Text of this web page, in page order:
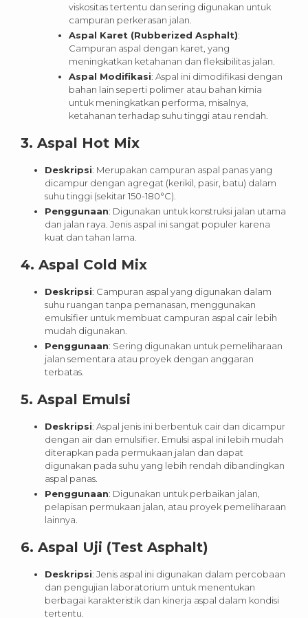
viskositas tertentu dan sering digunakan untuk
campuran perkerasan jalan.
Aspal Karet (Rubberized Asphalt):
Campuran aspal dengan karet, yang
meningkatkan ketahanan dan fleksibilitas jalan.
Aspal Modifikasi: Aspal ini dimodifikasi dengan
bahan lain seperti polimer atau bahan kimia
untuk meningkatkan performa, misalnya,
ketahanan terhadap suhu tinggi atau rendah.
3. Aspal Hot Mix
Deskripsi: Merupakan campuran aspal panas yang
dicampur dengan agregat (kerikil, pasir, batu) dalam
suhu tinggi (sekitar 150-180°C).
Penggunaan: Digunakan untuk konstruksi jalan utama
dan jalan raya. Jenis aspal ini sangat populer karena
kuat dan tahan lama.
4. Aspal Cold Mix
Deskripsi: Campuran aspal yang digunakan dalam
suhu ruangan tanpa pemanasan, menggunakan
emulsifier untuk membuat campuran aspal cair lebih
mudah digunakan.
Penggunaan: Sering digunakan untuk pemeliharaan
jalan sementara atau proyek dengan anggaran
terbatas.
5. Aspal Emulsi
Deskripsi: Aspal jenis ini berbentuk cair dan dicampur
dengan air dan emulsifier. Emulsi aspal ini lebih mudah
diterapkan pada permukaan jalan dan dapat
digunakan pada suhu yang lebih rendah dibandingkan
aspal panas.
Penggunaan: Digunakan untuk perbaikan jalan,
pelapisan permukaan jalan, atau proyek pemeliharaan
lainnya.
6. Aspal Uji (Test Asphalt)
Deskripsi: Jenis aspal ini digunakan dalam percobaan
dan pengujian laboratorium untuk menentukan
berbagai karakteristik dan kinerja aspal dalam kondisi
tertentu.